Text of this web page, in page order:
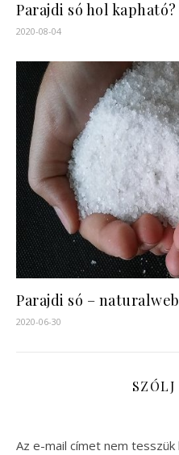
Parajdi só hol kapható?
2020-08-04
Parajdi só – naturalweb
2020-06-30
Az e-mail címet nem tesszük